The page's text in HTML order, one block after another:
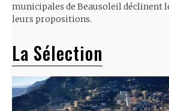
municipales de Beausoleil déclinent
leurs propositions.
La Sélection